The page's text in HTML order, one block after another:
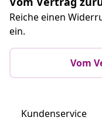
Reiche einen
ein.
Vom
Kundenservice